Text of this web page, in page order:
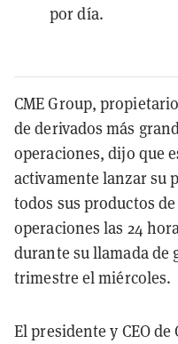
por día.
CME Group,
de derivados más
operaciones, dijo que
activamente lanzar su
todos sus productos
operaciones las 24
durante su llamada de
trimestre el miércoles.
El presidente y CEO